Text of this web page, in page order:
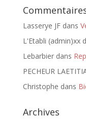
Lasserye JFdans
L'Etabli (admin)xx
Lebarbierdans
PECHEUR
Christophe dans
Archives